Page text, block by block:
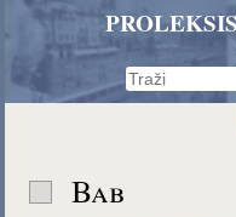
Bab